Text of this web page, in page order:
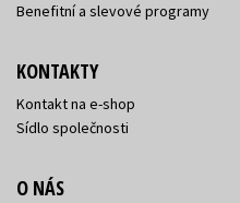
Benefitní a slevové programy
KONTAKTY
Kontakt na e-shop
Sídlo společnosti
O NÁS